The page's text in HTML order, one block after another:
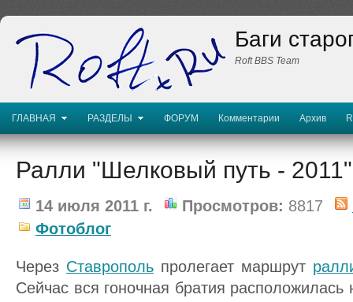
Баги
Roft BBS Team
ГЛАВНАЯ РАЗДЕЛЫ ФОРУМ Комментарии Архив
Ралли "Шелковый путь -
14 июля 2011 г. Просмотров: 8817
Фотоблог
Через Ставрополь пролегает маршрут
Сейчас вся гоночная братия расположилась